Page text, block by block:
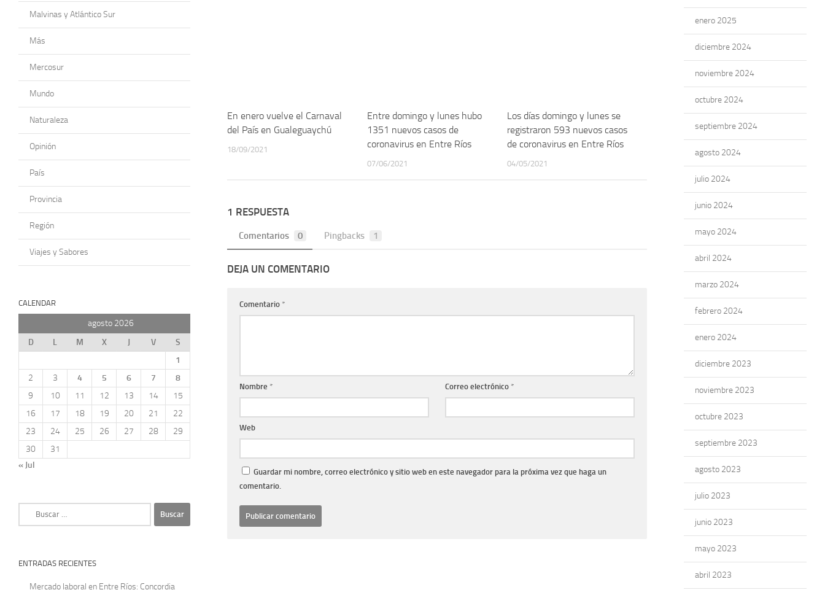
En enero vuelve el Carnaval
del País en Gualeguaychú
18/09/2021
Entre domingo y lunes hubo
1351 nuevos casos de
coronavirus en Entre Ríos
07/06/2021
Los días domingo y lunes se
registraron 593 nuevos casos
de coronavirus en Entre Ríos
04/05/2021
1 RESPUESTA
Comentarios 0 Pingbacks 1
DEJA UN COMENTARIO
Comentario *
Nombre * Correo electrónico *
Web
Guardar mi nombre, correo electrónico y sitio web en este navegador para la próxima vez que haga un
comentario.
Malvinas y Atlántico Sur
Más
Mercosur
Mundo
Naturaleza
Opinión
País
Provincia
Región
Viajes y Sabores
CALENDAR
agosto 2026
D
L M X J V
S
1
2
3 4 5 6 7
8
9
10 11 12 13 14
15
16
17 18 19 20 21
22
23
24 25 26 27 28
29
30
31
« Jul
ENTRADAS RECIENTES
Mercado laboral en Entre Ríos: Concordia
enero 2025
diciembre 2024
noviembre 2024
octubre 2024
septiembre 2024
agosto 2024
julio 2024
junio 2024
mayo 2024
abril 2024
marzo 2024
febrero 2024
enero 2024
diciembre 2023
noviembre 2023
octubre 2023
septiembre 2023
agosto 2023
julio 2023
junio 2023
mayo 2023
abril 2023